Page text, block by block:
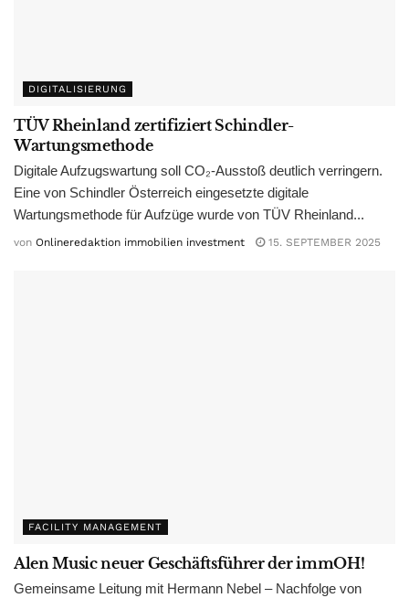
DIGITALISIERUNG
TÜV Rheinland zertifiziert Schindler-
Wartungsmethode
Digitale Aufzugswartung soll CO₂-Ausstoß deutlich verringern.
Eine von Schindler Österreich eingesetzte digitale
Wartungsmethode für Aufzüge wurde von TÜV Rheinland...
von Onlineredaktion immobilien investment 15. SEPTEMBER 2025
FACILITY MANAGEMENT
Alen Music neuer Geschäftsführer der immOH!
Gemeinsame Leitung mit Hermann Nebel – Nachfolge von